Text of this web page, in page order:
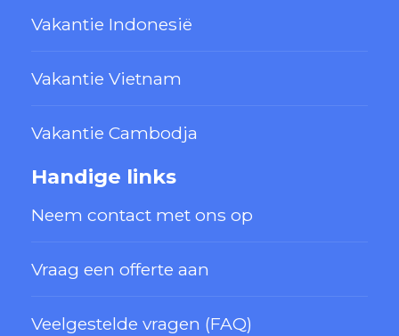
Vakantie Indonesië
Vakantie Vietnam
Vakantie Cambodja
Handige links
Neem contact met ons op
Vraag een offerte aan
Veelgestelde vragen (FAQ)